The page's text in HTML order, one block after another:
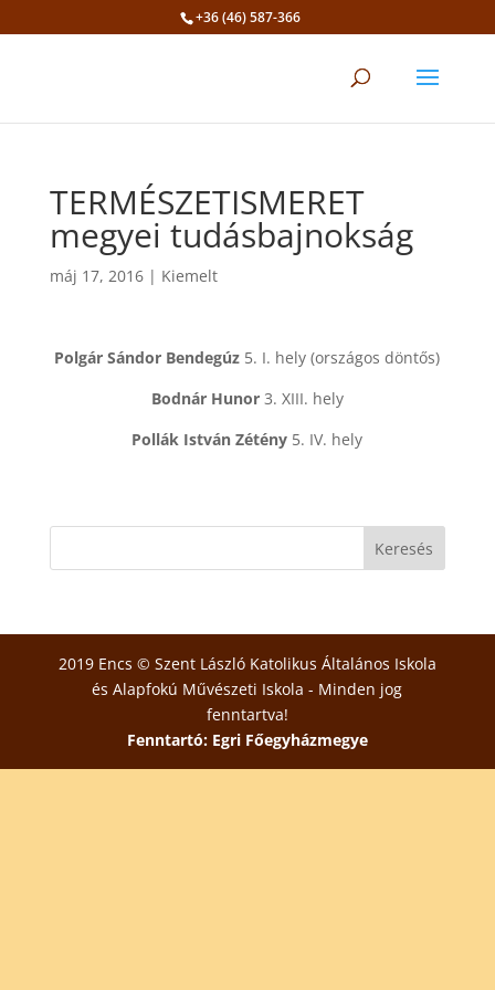
+36 (46) 587-366
TERMÉSZETISMERET
megyei tudásbajnokság
máj 17, 2016| Kiemelt
Polgár Sándor Bendegúz 5. I. hely (országos döntős)
Bodnár Hunor3. XIII. hely
Pollák István Zétény 5. IV. hely
2019 Encs © Szent László Katolikus Általános Iskola
és Alapfokú Művészeti Iskola - Minden jog
fenntartva!
Fenntartó: Egri Főegyházmegye